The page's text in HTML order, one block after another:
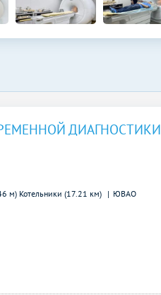
ДИАГНОСТИКИ
м) Котельники (17.21 км) ЮВАО